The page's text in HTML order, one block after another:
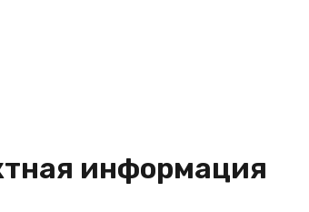
информация